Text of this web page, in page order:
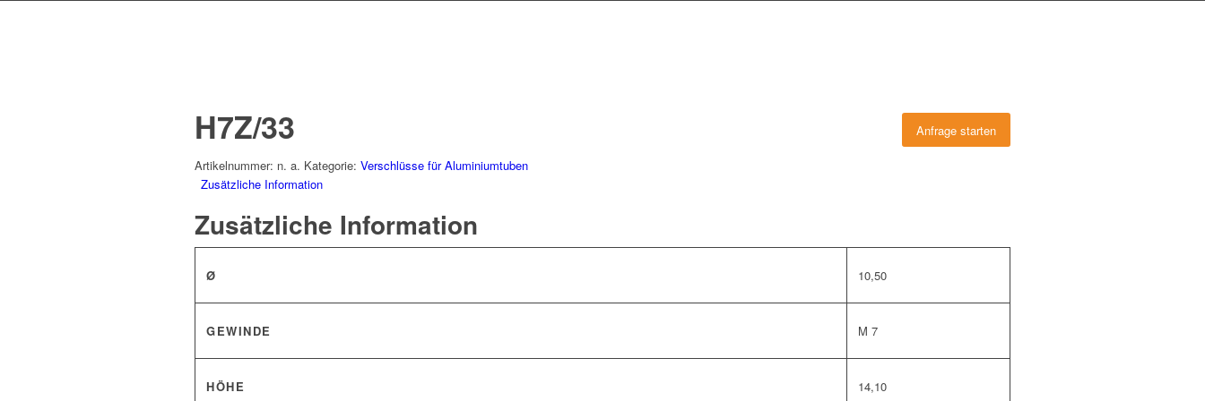
Anfrage starten
H7Z/33
Artikelnummer: n. a. Kategorie: Verschlüsse für Aluminiumtuben
Zusätzliche Information
Zusätzliche Information
Ø 10,50
GEWINDE M 7
HÖHE 14,10